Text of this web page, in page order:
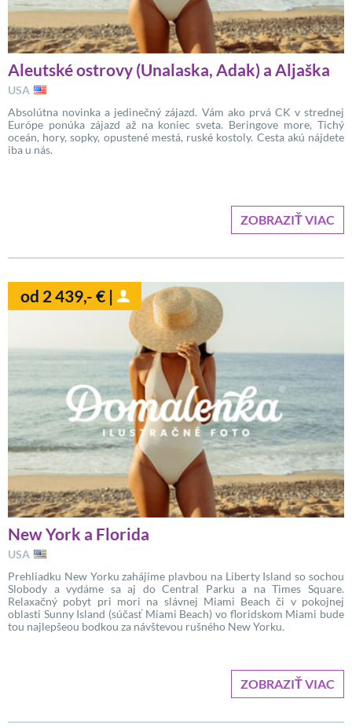
Aleutské ostrovy (Unalaska, Adak) a Aljaška
USA
Absolútna novinka a jedinečný zájazd. Vám ako prvá CK v strednej
Európe ponúka zájazd až na koniec sveta. Beringove more, Tichý
oceán, hory, sopky, opustené mestá, ruské kostoly. Cesta akú nájdete
iba u nás.
ZOBRAZIŤ VIAC
od 2 439,- € |
New York a Florida
USA
Prehliadku New Yorku zahájime plavbou na Liberty Island so sochou
Slobody a vydáme sa aj do Central Parku a na Times Square.
Relaxačný pobyt pri mori na slávnej Miami Beach či v pokojnej
oblasti Sunny Island (súčasť Miami Beach) vo floridskom Miami bude
tou najlepšeou bodkou za návštevou rušného New Yorku.
ZOBRAZIŤ VIAC